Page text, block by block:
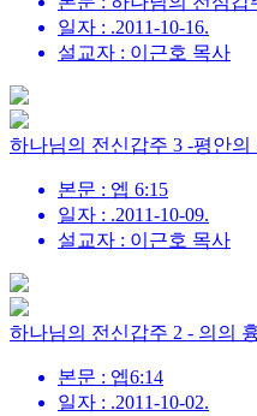
일자 : .2011-10-16.
설교자 : 이근호 목사
하나님의 전신갑주 3 -평안의
본문 : 엡 6:15
일자 : .2011-10-09.
설교자 : 이근호 목사
하나님의 전신갑주 2 - 의의
본문 : 엡6:14
일자 : .2011-10-02.